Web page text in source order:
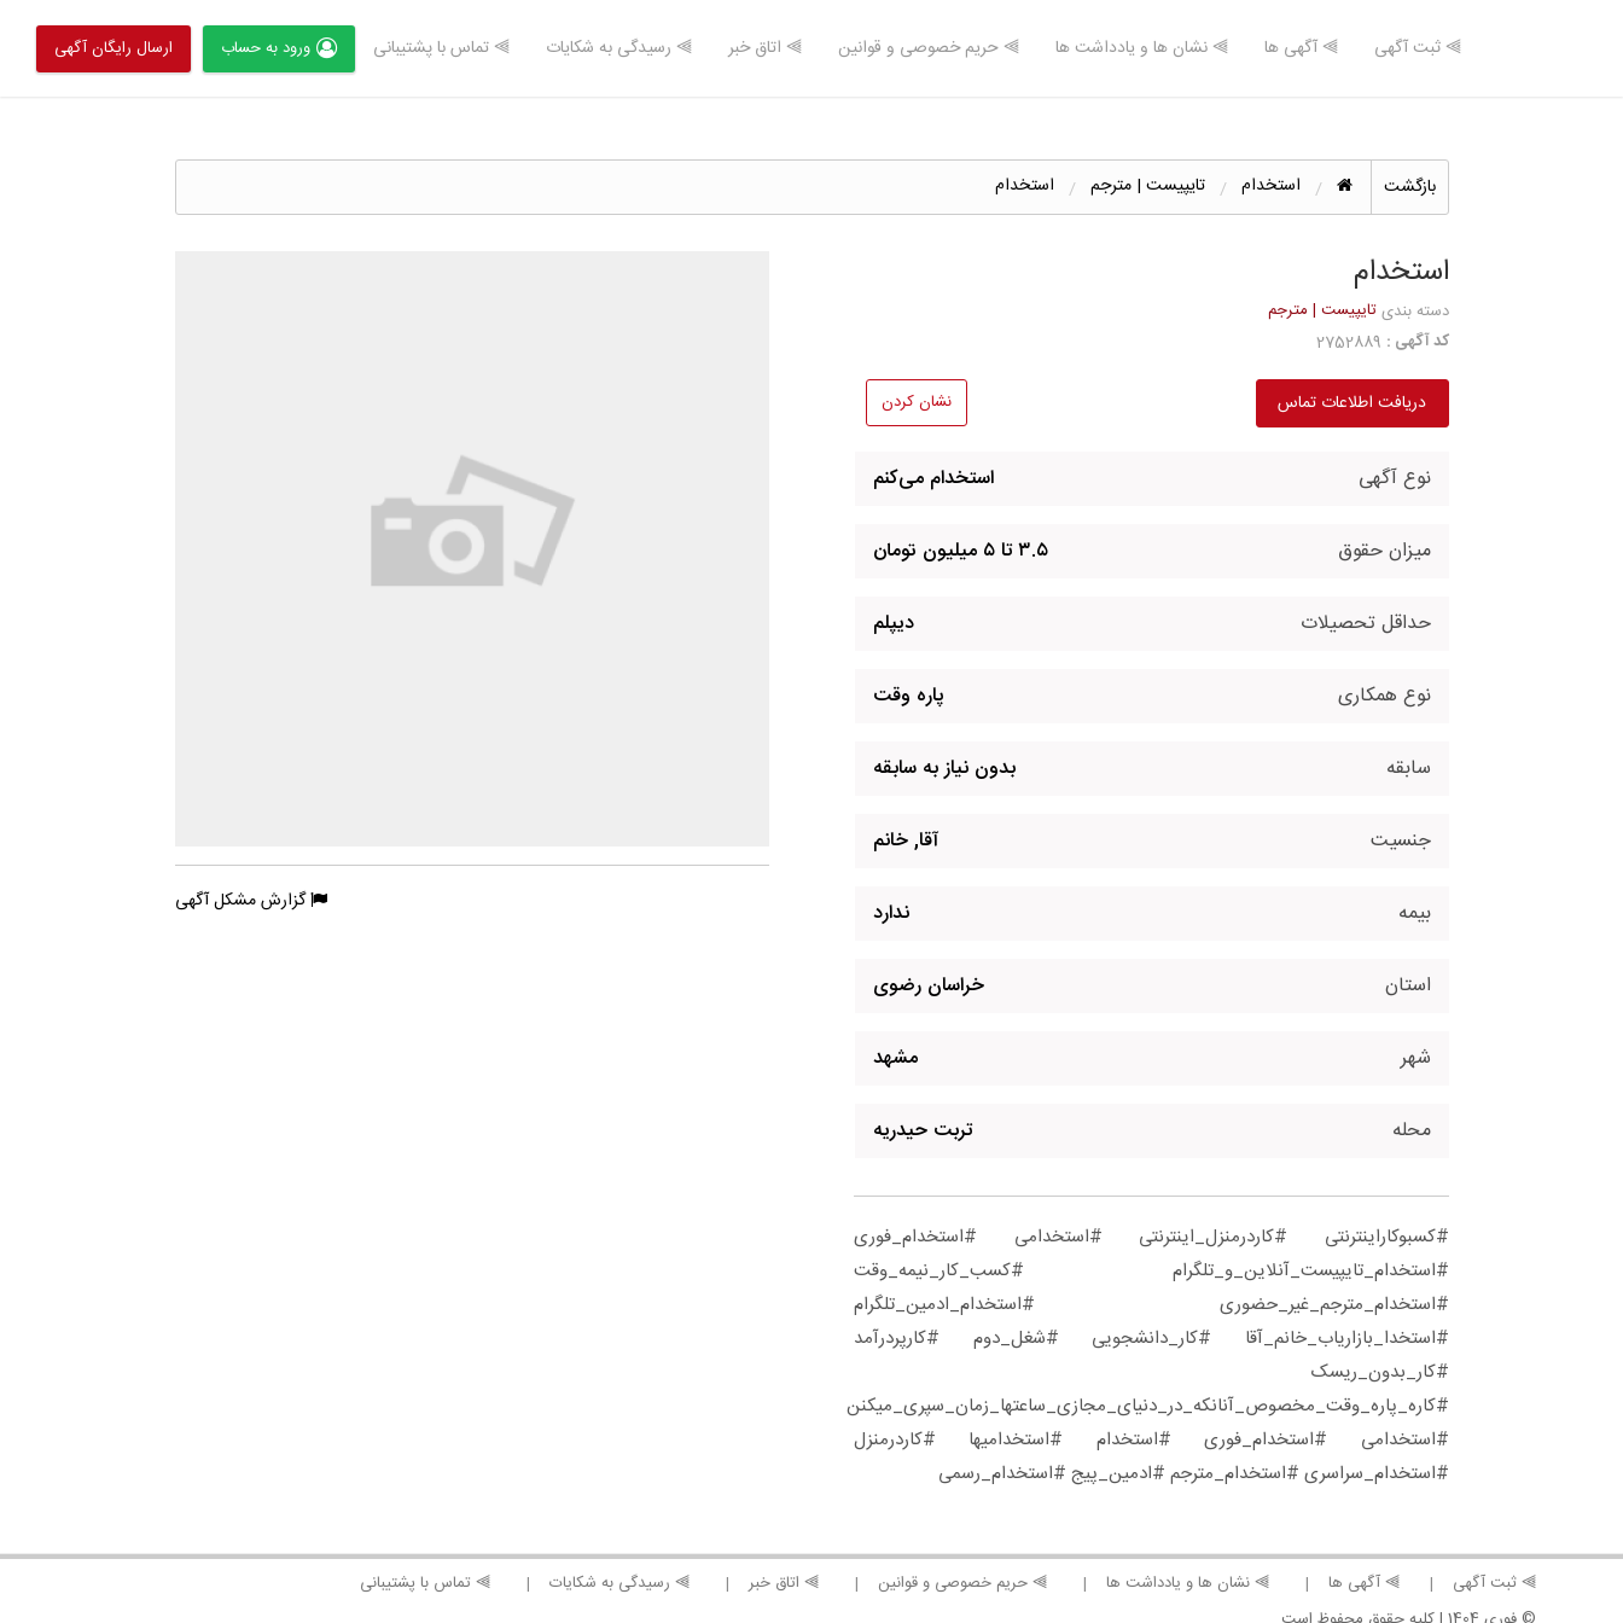
⫸ ثبت آگهی ⫸ آگهی ها ⫸ نشان ها و یادداشت ها ⫸ حریم خصوصی و قوانین ⫸ اتاق خبر ⫸ رسیدگی به شکایات ⫸ تماس با پشتیبانی ورود به حساب ارسال رایگان آگهی
بازگشت استخدام تایپیست | مترجم استخدام
استخدام
دسته بندیتایپیست | مترجم
کد آگهی :
دریافت اطلاعات تماس نشان کردن
نوع آگهی استخدام می‌کنم
میزان حقوق ۳.۵ تا ۵ میلیون تومان
حداقل تحصیلات دیپلم
نوع همکاری پاره وقت
سابقه بدون نیاز به سابقه
جنسیت آقا, خانم
بیمه ندارد
استان خراسان رضوی
شهر مشهد
محله تربت حیدریه
#کسبوکاراینترنتی #کاردرمنزل_اینترنتی #استخدامی #استخدام_فوری
#استخدام_تایپیست_آنلاین_و_تلگرام #کسب_کار_نیمه_وقت‌
#استخدام_مترجم_غیر_حضوری #استخدام_ادمین_تلگرام
#استخدا_بازاریاب_خانم_آقا #کار_دانشجویی #شغل_دوم #کارپردرآمد
#کار_بدون_ریسک
#کاره_پاره_وقت_مخصوص_آنانکه_در_دنیای_مجازی_ساعتها_زمان_سپری_میکنن
#استخدامی #استخدام_فوری #استخدام #استخدامیها #کاردرمنزل
#استخدام_سراسری #استخدام_مترجم #ادمین_پیج #استخدام_رسمی
گزارش مشکل آگهی
⫸ ثبت آگهی ⫸ آگهی ها ⫸ نشان ها و یادداشت ها ⫸ حریم خصوصی و قوانین ⫸ اتاق خبر ⫸ رسیدگی به شکایات
⫸ تماس با پشتیبانی